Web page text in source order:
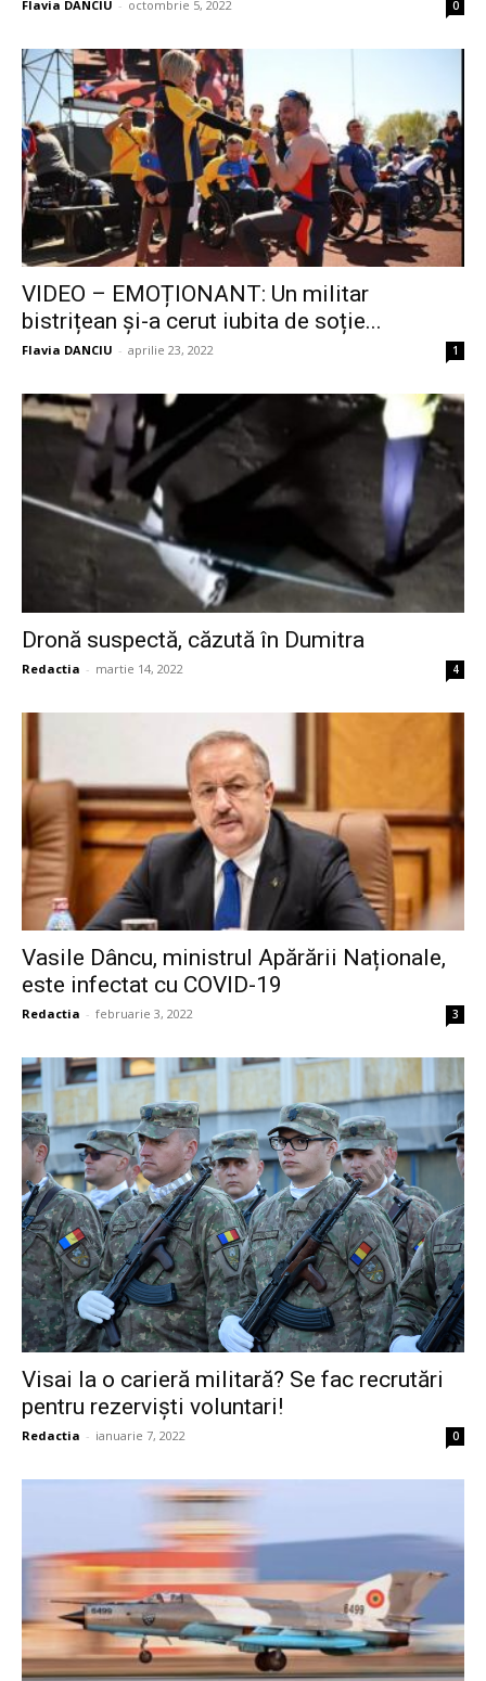
Flavia DANCIU - octombrie 5, 2022 0
VIDEO – EMOȚIONANT: Un militar
bistrițean și-a cerut iubita de soție...
Flavia DANCIU - aprilie 23, 2022 1
Dronă suspectă, căzută în Dumitra
Redactia - martie 14, 2022 4
Vasile Dâncu, ministrul Apărării Naționale,
este infectat cu COVID-19
Redactia - februarie 3, 2022 3
Visai la o carieră militară? Se fac recrutări
pentru rezerviști voluntari!
Redactia - ianuarie 7, 2022 0